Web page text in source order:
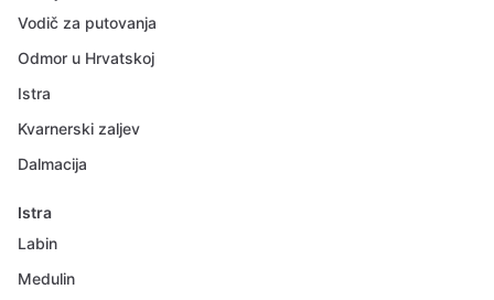
Vodič za putovanja
Odmor u Hrvatskoj
Istra
Kvarnerski zaljev
Dalmacija
Istra
Labin
Medulin